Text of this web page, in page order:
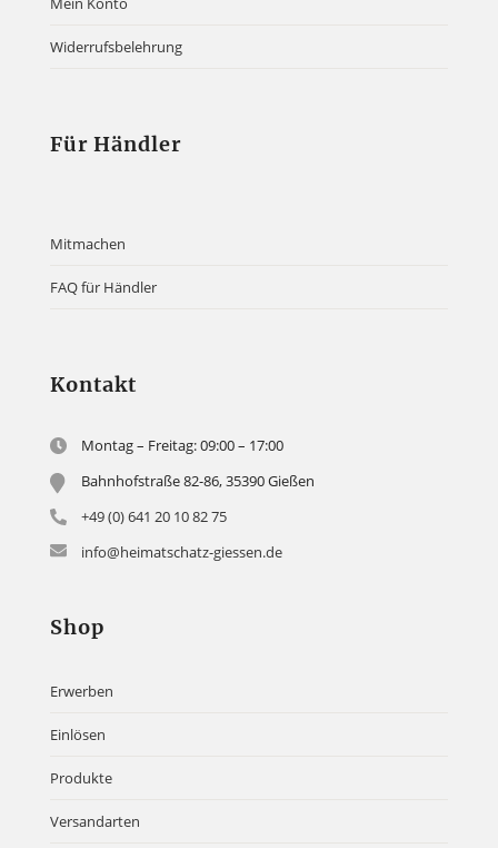
Widerrufsbelehrung
Für Händler
Mitmachen
FAQ für Händler
Kontakt
Montag – Freitag: 09:00 – 17:00
Bahnhofstraße 82-86, 35390 Gießen
+49 (0) 641 20 10 82 75
info@heimatschatz-giessen.de
Shop
Erwerben
Einlösen
Produkte
Versandarten